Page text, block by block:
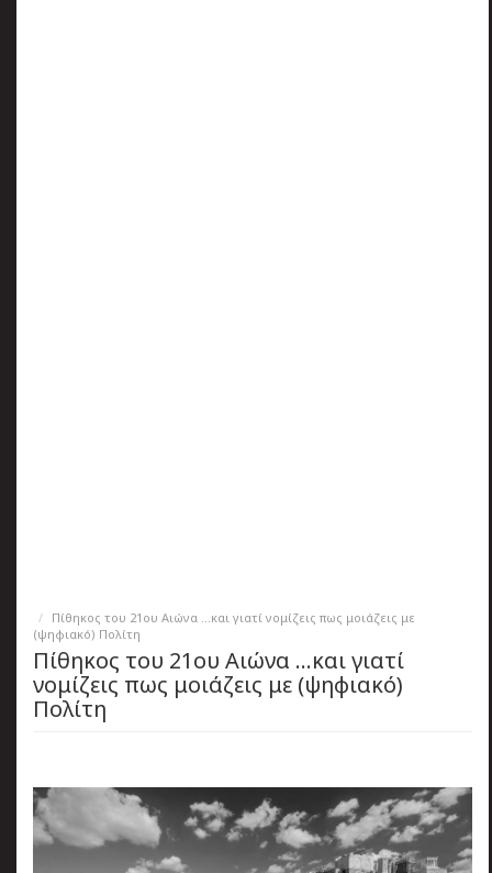
Πίθηκος του 21ου Αιώνα ...και γιατί νομίζεις πως μοιάζεις με
(ψηφιακό) Πολίτη
Πίθηκος του 21ου Αιώνα ...και γιατί
νομίζεις πως μοιάζεις με (ψηφιακό)
Πολίτη